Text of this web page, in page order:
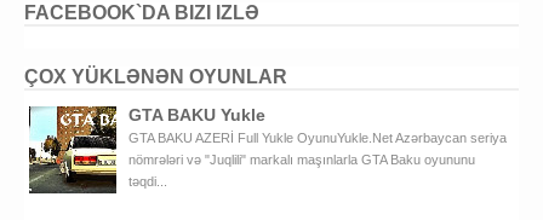
FACEBOOK`DA BIZI IZLƏ
ÇOX YÜKLƏNƏN OYUNLAR
GTA BAKU Yukle
GTA BAKU AZERİ Full Yukle OyunuYukle.Net Azərbaycan seriya
nömrələri və "Juqlili" markalı maşınlarla GTA Baku oyununu
təqdi...